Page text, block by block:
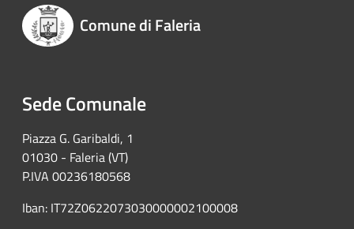
Comune di Faleria
Sede Comunale
Piazza G. Garibaldi, 1
01030 - Faleria (VT)
P.IVA 00236180568
Iban: IT72Z0622073030000002100008